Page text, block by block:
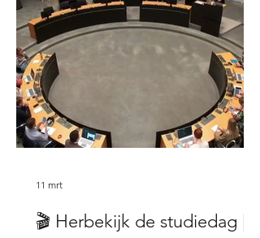
Drugsproductie brengt immers grote
risico’s met zich mee vo
🎬 Herbekijk de studiedag |
11 mrt